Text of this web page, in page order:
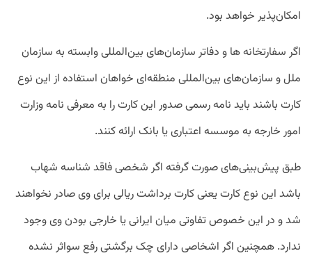
امکان‌پذیر خواهد بود.
اگر سفارتخانه ها و دفاتر سازمان‌های بین‌المللی وابسته به سازمان
ملل و سازمان‌های بین‌المللی منطقه‌ای خواهان استفاده از این نوع
کارت باشند باید نامه رسمی صدور این کارت را به معرفی نامه وزارت
امور خارجه به موسسه اعتباری یا بانک ارائه کنند.
طبق پیش‌بینی‌های صورت گرفته اگر شخصی فاقد شناسه شهاب
باشد این نوع کارت یعنی کارت برداشت ریالی برای وی صادر نخواهند
شد و در این خصوص تفاوتی میان ایرانی یا خارجی بودن وی وجود
ندارد. همچنین اگر اشخاصی دارای چک برگشتی رفع سواثر نشده